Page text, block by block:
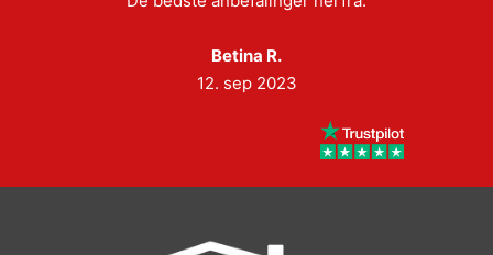
Betina R.
12. sep 2023